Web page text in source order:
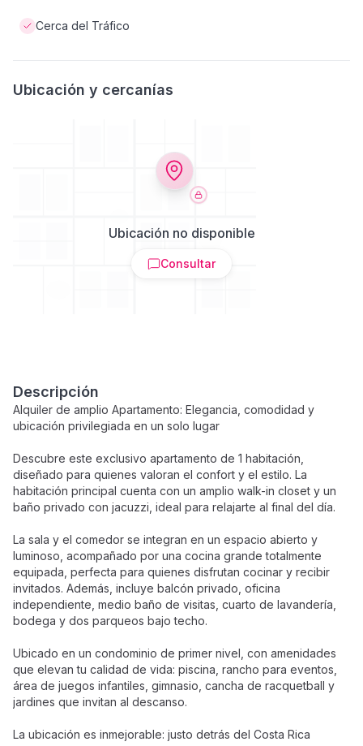
Cerca del Tráfico
Ubicación y cercanías
Ubicación no disponible
Consultar
Descripción
Alquiler de amplio Apartamento: Elegancia, comodidad y
ubicación privilegiada en un solo lugar
Descubre este exclusivo apartamento de 1 habitación,
diseñado para quienes valoran el confort y el estilo. La
habitación principal cuenta con un amplio walk-in closet y un
baño privado con jacuzzi, ideal para relajarte al final del día.
La sala y el comedor se integran en un espacio abierto y
luminoso, acompañado por una cocina grande totalmente
equipada, perfecta para quienes disfrutan cocinar y recibir
invitados. Además, incluye balcón privado, oficina
independiente, medio baño de visitas, cuarto de lavandería,
bodega y dos parqueos bajo techo.
Ubicado en un condominio de primer nivel, con amenidades
que elevan tu calidad de vida: piscina, rancho para eventos,
área de juegos infantiles, gimnasio, cancha de racquetball y
jardines que invitan al descanso.
La ubicación es inmejorable: justo detrás del Costa Rica